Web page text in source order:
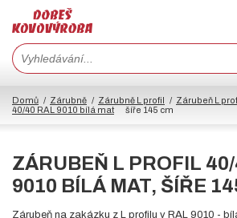
Domů Zárubně Zárubně L profil Zárubeň L
40/40 RAL 9010 bílá mat
šíře 145 cm
ZÁRUBEŇ L PROFIL
9010 BÍLÁ MAT, ŠÍŘE
Zárubeň na zakázku z L profilu v RAL 9010 -